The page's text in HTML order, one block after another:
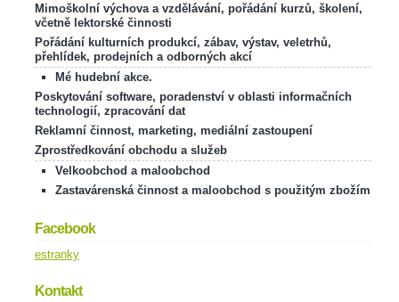
Mimoškolní výchova a vzdělávání, pořádání kurzů, školení,
včetně lektorské činnosti
Pořádání kulturních produkcí, zábav, výstav, veletrhů,
přehlídek, prodejních a odborných akcí
Mé hudební akce.
Poskytování software, poradenství v oblasti informačních
technologií, zpracování dat
Reklamní činnost, marketing, mediální zastoupení
Zprostředkování obchodu a služeb
Velkoobchod a maloobchod
Zastavárenská činnost a maloobchod s použitým zbožím
Facebook
estranky
Kontakt